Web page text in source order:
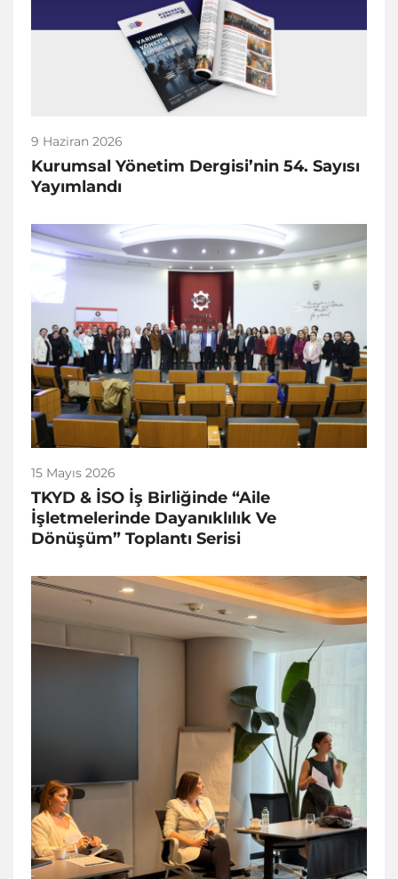
9 Haziran 2026
Kurumsal Yönetim Dergisi’nin 54. Sayısı
Yayımlandı
15 Mayıs 2026
TKYD & İSO İş Birliğinde “Aile
İşletmelerinde Dayanıklılık Ve
Dönüşüm” Toplantı Serisi